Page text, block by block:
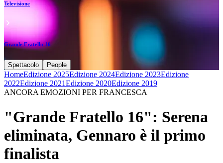
Televisione
Grande Fratello 16
Spettacolo People
HomeEdizione 2025Edizione 2024Edizione 2023Edizione
2022Edizione 2021Edizione 2020Edizione 2019
ANCORA EMOZIONI PER FRANCESCA
"Grande Fratello 16": Serena
eliminata, Gennaro è il primo
finalista